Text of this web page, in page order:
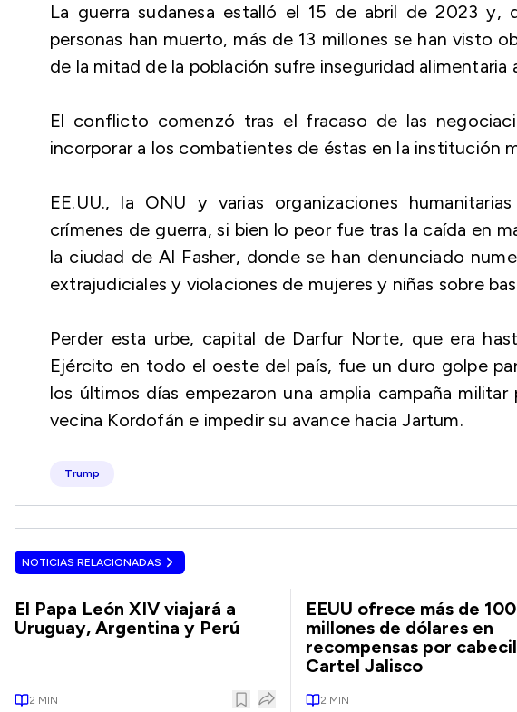
La guerra sudanesa estalló el 15 de abril de 2023 y,
personas han muerto, más de 13 millones se han visto
de la mitad de la población sufre inseguridad alimentaria
El conflicto comenzó tras el fracaso de las
incorporar a los combatientes de éstas en la institución
EE.UU., la ONU y varias organizaciones
crímenes de guerra, si bien lo peor fue tras la caída en
la ciudad de Al Fasher, donde se han denunciado
extrajudiciales y violaciones de mujeres y niñas sobre
Perder esta urbe, capital de Darfur Norte, que era
Ejército en todo el oeste del país, fue un duro golpe
los últimos días empezaron una amplia campaña
vecina Kordofán e impedir su avance hacia Jartum.
Trump
NOTICIAS RELACIONADAS
El Papa León XIV viajará a
Uruguay, Argentina y Perú
2 MIN
EEUU ofrece más de 100
millones de dólares en
recompensas por
Cartel Jalisco
2 MIN